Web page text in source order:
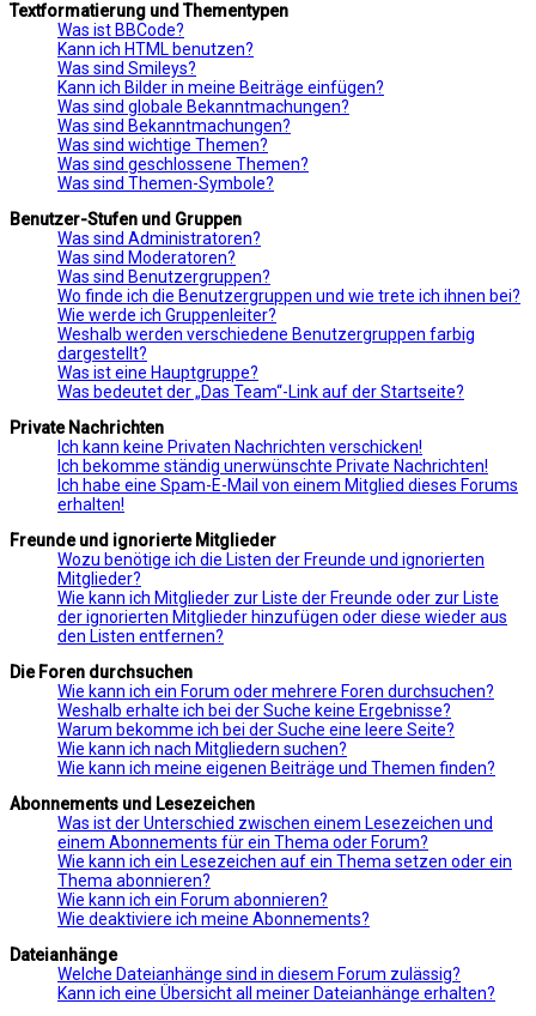
Textformatierung und Thementypen
Was ist BBCode?
Kann ich HTML benutzen?
Was sind Smileys?
Kann ich Bilder in meine Beiträge einfügen?
Was sind globale Bekanntmachungen?
Was sind Bekanntmachungen?
Was sind wichtige Themen?
Was sind geschlossene Themen?
Was sind Themen-Symbole?
Benutzer-Stufen und Gruppen
Was sind Administratoren?
Was sind Moderatoren?
Was sind Benutzergruppen?
Wo finde ich die Benutzergruppen und wie trete ich ihnen bei?
Wie werde ich Gruppenleiter?
Weshalb werden verschiedene Benutzergruppen farbig
dargestellt?
Was ist eine Hauptgruppe?
Was bedeutet der „Das Team“-Link auf der Startseite?
Private Nachrichten
Ich kann keine Privaten Nachrichten verschicken!
Ich bekomme ständig unerwünschte Private Nachrichten!
Ich habe eine Spam-E-Mail von einem Mitglied dieses Forums
erhalten!
Freunde und ignorierte Mitglieder
Wozu benötige ich die Listen der Freunde und ignorierten
Mitglieder?
Wie kann ich Mitglieder zur Liste der Freunde oder zur Liste
der ignorierten Mitglieder hinzufügen oder diese wieder aus
den Listen entfernen?
Die Foren durchsuchen
Wie kann ich ein Forum oder mehrere Foren durchsuchen?
Weshalb erhalte ich bei der Suche keine Ergebnisse?
Warum bekomme ich bei der Suche eine leere Seite?
Wie kann ich nach Mitgliedern suchen?
Wie kann ich meine eigenen Beiträge und Themen finden?
Abonnements und Lesezeichen
Was ist der Unterschied zwischen einem Lesezeichen und
einem Abonnements für ein Thema oder Forum?
Wie kann ich ein Lesezeichen auf ein Thema setzen oder ein
Thema abonnieren?
Wie kann ich ein Forum abonnieren?
Wie deaktiviere ich meine Abonnements?
Dateianhänge
Welche Dateianhänge sind in diesem Forum zulässig?
Kann ich eine Übersicht all meiner Dateianhänge erhalten?